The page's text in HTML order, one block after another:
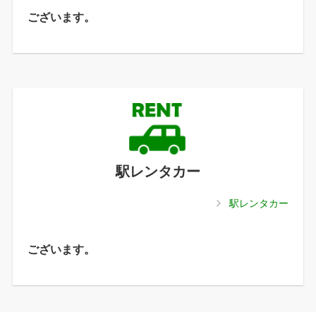
ございます。
駅レンタカー
駅レンタカー
ございます。